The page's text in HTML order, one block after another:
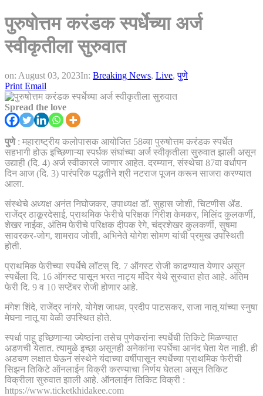
पुरुषोत्तम करंडक स्पर्धेच्या अर्ज
स्वीकृतीला सुरुवात
on: August 03, 2023In: Breaking News, Live,पुणे
Print Email
Spread the love
पुणे: महाराष्ट्रीय कलोपासक आयोजित 58व्या पुरुषोत्तम करंडक स्पर्धेत
सहभागी होऊ इच्छिणाऱ्या स्पर्धक संघांच्या अर्ज स्वीकृतीला सुरुवात झाली असून
उद्याही (दि. 4) अर्ज स्वीकारले जाणार आहेत. दरम्यान, संस्थेचा 87वा वर्धापन
दिन आज (दि. 3) पारंपरिक पद्धतीने श्री नटराज पूजन करून साजरा करण्यात
आला.
संस्थेचे अध्यक्ष अनंत निघोजकर, उपाध्यक्ष डॉ. सुहास जोशी, चिटणीस ॲड.
राजेंद्र ठाकूरदेसाई, प्राथमिक फेरीचे परिक्षक गिरीश केमकर, मिलिंद कुलकर्णी,
शेखर नाईक, अंतिम फेरीचे परिक्षक दीपक रेगे, चंद्रशेखर कुलकर्णी, सुषमा
सावरकर-जोग, शामराव जोशी, अभिनेते योगेश सोमण यांची प्रमुख उपस्थिती
होती.
प्राथमिक फेरीच्या स्पर्धेचे लॉटस्‌‍ दि. 7 ऑगस्ट रोजी काढण्यात येणार असून
स्पर्धेला दि. 16 ऑगस्ट पासून भरत नाट्य मंदिर येथे सुरुवात होत आहे. अंतिम
फेरी दि. 9 व 10 सप्टेंबर रोजी होणार आहे.
मंगेश शिंदे, राजेंद्र नांगरे, योगेश जाधव, प्रदीप पाटसकर, राजा नातू यांच्या स्नुषा
मेघना नातू या वेळी उपस्थित होते.
स्पर्धा पाहू इच्छिणाऱ्या ज्येष्ठांना तसेच पुणेकरांना स्पर्धेची तिकिटे मिळण्यात
अडणची येतात. त्यामुळे इच्छा असूनही अनेकांना स्पर्धेचा आनंद घेता येत नाही. ही
अडचण लक्षात घेऊन संस्थेने यंदाच्या वर्षीपासून स्पर्धेच्या प्राथमिक फेरीची
सिझन तिकिटे ऑनलाईन विक्री करण्याचा निर्णय घेतला असून तिकिट
विक्रीला सुरुवात झाली आहे. ऑनलाईन तिकिट विक्री :
https://www.ticketkhidakee.com